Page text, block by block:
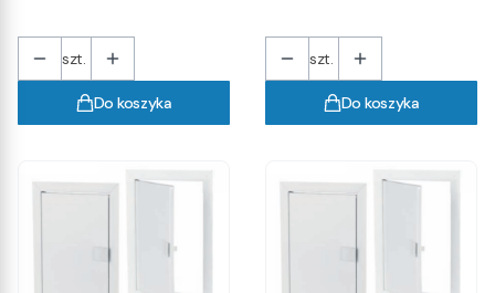
szt.
Do koszyka
szt.
Do koszyka